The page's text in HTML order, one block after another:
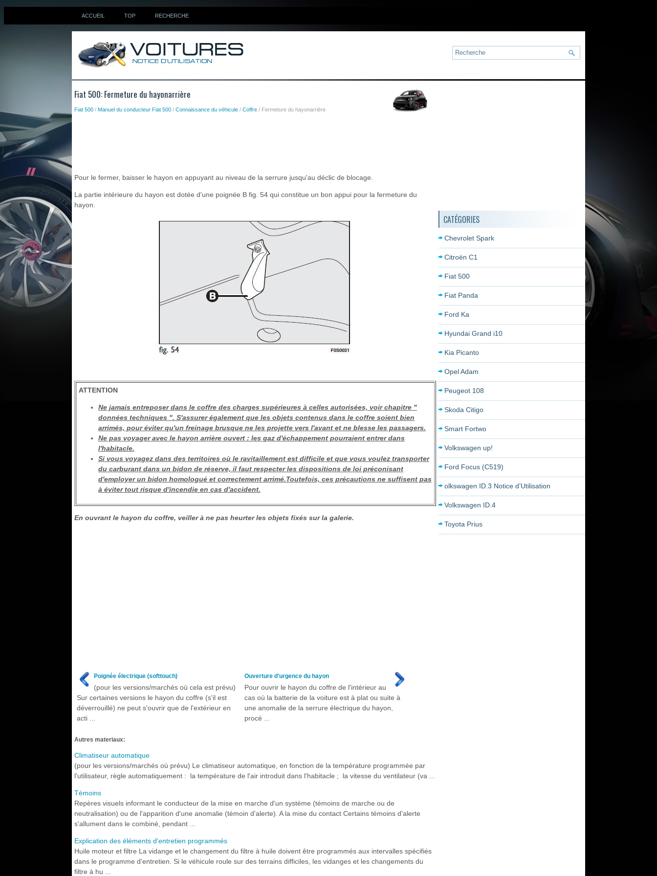
ACCUEIL TOP RECHERCHE
Fiat 500: Fermeture du hayonarrière
Fiat 500 / Manuel du conducteur Fiat 500 / Connaissance du véhicule / Coffre / Fermeture du hayonarrière
Pour le fermer, baisser le hayon en appuyant au niveau de la serrure jusqu'au déclic de blocage.
La partie intérieure du hayon est dotée d'une poignée B fig. 54 qui constitue un bon appui pour la fermeture du
hayon.
ATTENTION
Ne jamais entreposer dans le coffre des charges supérieures à celles autorisées, voir chapitre "
données techniques ". S'assurer également que les objets contenus dans le coffre soient bien
arrimés, pour éviter qu'un freinage brusque ne les projette vers l'avant et ne blesse les passagers.
Ne pas voyager avec le hayon arrière ouvert : les gaz d'échappement pourraient entrer dans
l'habitacle.
Si vous voyagez dans des territoires où le ravitaillement est difficile et que vous voulez transporter
du carburant dans un bidon de réserve, il faut respecter les dispositions de loi préconisant
d'employer un bidon homologué et correctement arrimé.Toutefois, ces précautions ne suffisent pas
à éviter tout risque d'incendie en cas d'accident.
En ouvrant le hayon du coffre, veiller à ne pas heurter les objets fixés sur la galerie.
Poignée électrique (softtouch)
(pour les versions/marchés où cela est prévu)
Sur certaines versions le hayon du coffre (s'il est
déverrouillé) ne peut s'ouvrir que de l'extérieur en
acti ...
Ouverture d'urgence du hayon
Pour ouvrir le hayon du coffre de l'intérieur au
cas où la batterie de la voiture est à plat ou suite à
une anomalie de la serrure électrique du hayon,
procé ...
Autres materiaux:
Climatiseur automatique
(pour les versions/marchés où prévu) Le climatiseur automatique, en fonction de la température programmée par
l'utilisateur, règle automatiquement : la température de l'air introduit dans l'habitacle ; la vitesse du ventilateur (va ...
Témoins
Repères visuels informant le conducteur de la mise en marche d'un système (témoins de marche ou de
neutralisation) ou de l'apparition d'une anomalie (témoin d'alerte). A la mise du contact Certains témoins d'alerte
s'allument dans le combiné, pendant ...
Explication des éléments d'entretien programmés
Huile moteur et filtre La vidange et le changement du filtre à huile doivent être programmés aux intervalles spécifiés
dans le programme d'entretien. Si le véhicule roule sur des terrains difficiles, les vidanges et les changements du
filtre à hu ...
CATÉGORIES
Chevrolet Spark
Citroën C1
Fiat 500
Fiat Panda
Ford Ka
Hyundai Grand i10
Kia Picanto
Opel Adam
Peugeot 108
Skoda Citigo
Smart Fortwo
Volkswagen up!
Ford Focus (C519)
olkswagen ID.3 Notice d’Utilisation
Volkswagen ID.4
Toyota Prius